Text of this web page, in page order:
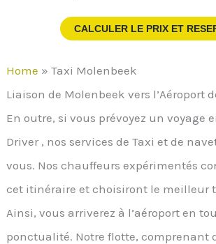
CALCULER LE PRIX ET
Home »Taxi Molenbeek
Liaison de Molenbeek vers l’Aéroport
En outre, si vous prévoyez un voyage
Driver , nos services de Taxi et de
vous. Nos chauffeurs expérimentés
cet itinéraire et choisiront le meilleur
Ainsi, vous arriverez à l’aéroport en
ponctualité. Notre flotte, comprenant